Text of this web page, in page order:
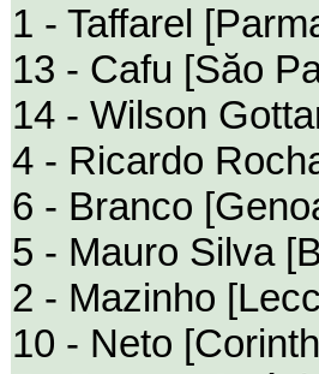
1 - Taffarel
13 - Cafu [Săo
14 - Wilson
4 - Ricardo
6 - Branco
5 - Mauro Silva
2 - Mazinho
10 - Neto